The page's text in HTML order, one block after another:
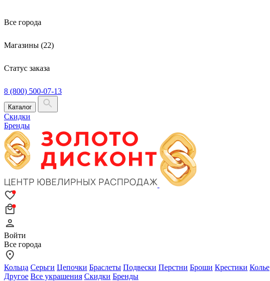
Все города
Магазины (22)
Статус заказа
8 (800) 500-07-13
Каталог
Скидки
Бренды
Войти
Все города
Кольца Серьги Цепочки Браслеты Подвески Перстни Броши Крестики Колье
Другое Все украшения Скидки Бренды